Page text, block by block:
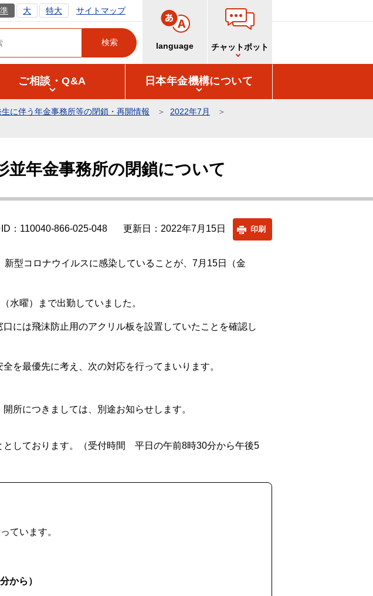
大 特大 サイトマップ
language チャットボット
ご相談・Q&A 日本年金機構について
に伴う年金事務所等の閉鎖・再開情報
2022年7月
年金事務所の閉鎖について
：110040-866-025-048 更新日：2022年7月15日 印刷
型コロナウイルスに感染していることが、7月15日（金
水曜）まで出勤していました。
には飛沫防止用のアクリル板を設置していたことを確認し
を最優先に考え、次の対応を行ってまいります。
所につきましては、別途お知らせします。
しております。（受付時間 平日の午前8時30分から午後5
ています。
から）